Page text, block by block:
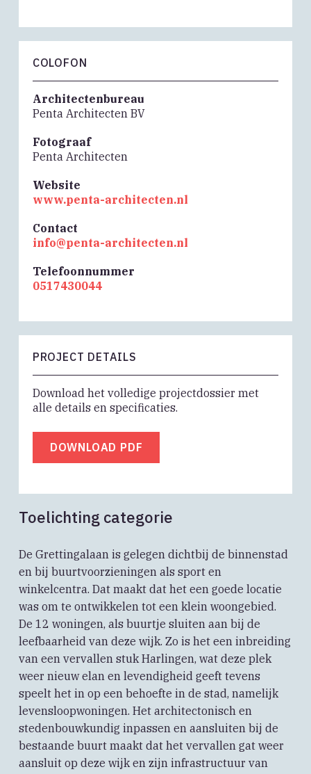
Toelichting categorie
De Grettingalaan is gelegen dichtbij de binnenstad
en bij buurtvoorzieningen als sport en
winkelcentra. Dat maakt dat het een goede locatie
was om te ontwikkelen tot een klein woongebied.
De 12 woningen, als buurtje sluiten aan bij de
leefbaarheid van deze wijk. Zo is het een inbreiding
van een vervallen stuk Harlingen, wat deze plek
weer nieuw elan en levendigheid geeft tevens
speelt het in op een behoefte in de stad, namelijk
levensloopwoningen. Het architectonisch en
stedenbouwkundig inpassen en aansluiten bij de
bestaande buurt maakt dat het vervallen gat weer
aansluit op deze wijk en zijn infrastructuur van
COLOFON
Architectenbureau
Penta Architecten BV
Fotograaf
Penta Architecten
Website
www.penta-architecten.nl
Contact
info@penta-architecten.nl
Telefoonnummer
0517430044
PROJECT DETAILS
Download het volledige projectdossier met
alle details en specificaties.
DOWNLOAD PDF